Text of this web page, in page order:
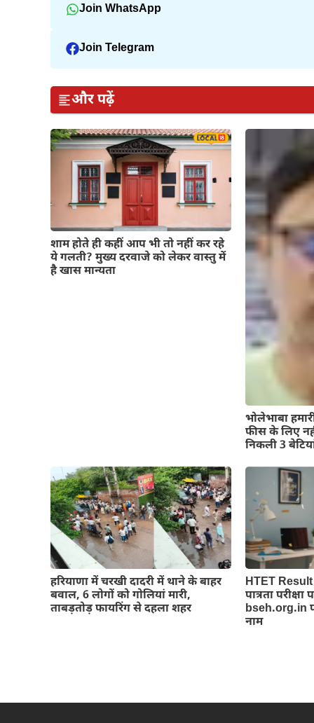
Join WhatsApp
Join Telegram
और पढ़ें
शाम होते ही कहीं आप भी तो नहीं कर रहे
ये गलती? मुख्य दरवाजे को लेकर वास्तु में
है खास मान्यता
भोलेभाबा
फीस के लिए
निकली 3
हरियाणा में चरखी दादरी में थाने के बाहर
बवाल, 6 लोगों को गोलियां मारी,
ताबड़तोड़ फायरिंग से दहला शहर
HTET Result
पात्रता परीक्षा
bseh.org.in
नाम